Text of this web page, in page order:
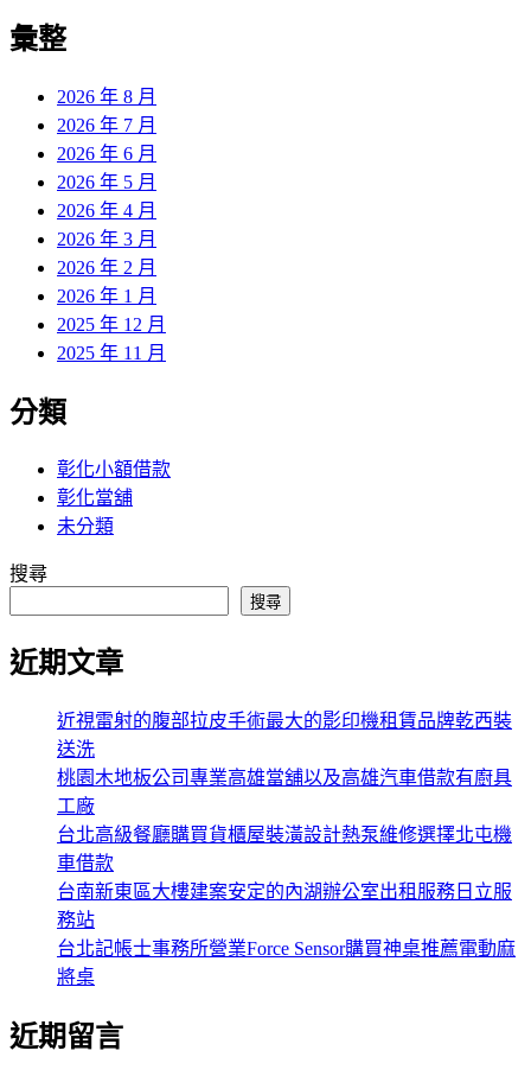
覽
彙整
2026 年 8 月
2026 年 7 月
2026 年 6 月
2026 年 5 月
2026 年 4 月
2026 年 3 月
2026 年 2 月
2026 年 1 月
2025 年 12 月
2025 年 11 月
分類
彰化小額借款
彰化當舖
未分類
搜尋
搜尋
近期文章
近視雷射的腹部拉皮手術最大的影印機租賃品牌乾西裝
送洗
桃園木地板公司專業高雄當舖以及高雄汽車借款有廚具
工廠
台北高級餐廳購買貨櫃屋裝潢設計熱泵維修選擇北屯機
車借款
台南新東區大樓建案安定的內湖辦公室出租服務日立服
務站
台北記帳士事務所營業Force Sensor購買神桌推薦電動麻
將桌
近期留言